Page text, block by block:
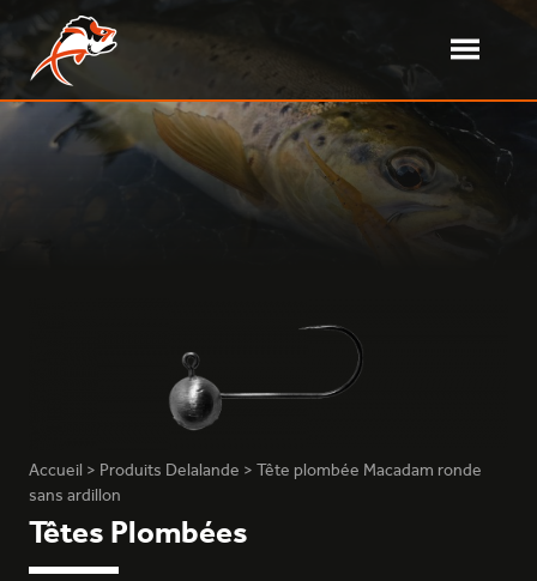
contenu
menu
Accueil > Produits Delalande > Tête plombée Macadam ronde
sans ardillon
Têtes Plombées